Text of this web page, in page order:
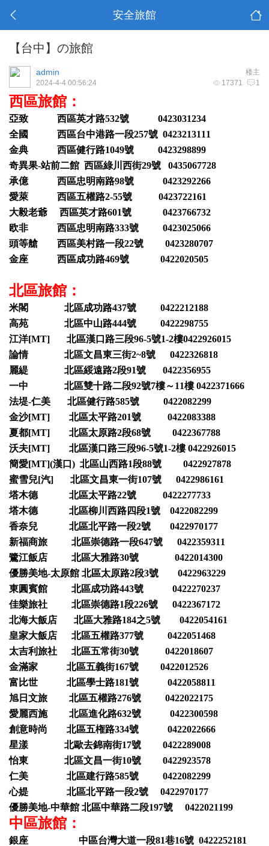
安全旅館
【台中】の旅館
楼主
admin
17371 1
2024-4-4 00:56:24
西區旅館：
亞致 西區英才路532號 0423031234
全國 西區台中港路一段257號 0423213111
金典 西區健行路1049號 0423298899
奇異果-站前二館 西區綠川西街29號 0435067728
承億 西區忠明南路98號 0423292266
愛萊 西區五權路2-55號 0423722161
大毅老爺 西區英才路601號 0423766732
欧非 西區忠明南路333號 0423025066
頭等艙 西區美村路一段22號 0423280707
金座 西區成功路469號 0422020505
北區旅館：
米閣 北區成功路437號 0422212188
高苑 北區中山路444號 0422298755
江洋[MT] 北區漢口路三段96-5號1-2樓0422926015
論情 北區文昌東三街2~8號 0422326818
麗緹 北區綏遠路2段91號 0422356955
一中 北區雙十路二段92號7樓～11樓 0422371666
法堤-仁美 北區健行路585號 0422082299
金沙[MT] 北區太平路201號 0422083388
夏都[MT] 北區太原路2段68號 0422367788
沃夫[MT] 北區漢口路三段96-5號1-2樓 0422926015
簡愛[MT](漢口) 北區山西路1段88號 0422927878
蜜雪兒[汽] 北區文昌東一街107號 0422986161
塔木德 北區太平路22號 0422277733
塔木德 北區柳川西路四段1號 0422082299
香奈兒 北區北平路一段2號 0422970177
新福商旅 北區崇德路一段647號 0422359311
鷺江飯店 北區大雅路30號 0422014300
優勝美地-太原館 北區太原路2段3號 0422963229
東圓賓館 北區成功路443號 0422270237
佳樂旅社 北區崇德路1段226號 0422367172
北海大飯店 北區大雅路184之5號 0422054161
皇家大飯店 北區五權路377號 0422051468
太吉利旅社 北區五常街30號 0422018607
金滿家 北區五義街167號 0422012526
富比世 北區學士路181號 0422058811
旭日文旅 北區五權路276號 0422022175
愛麗西施 北區進化路632號 0422300598
創意時尚 北區五権路334號 0422022666
星漾 北歐去錦南街17號 0422289008
怡東 北區文昌一街10號 0422923578
仁美 北區建行路585號 0422082299
心媞 北區北平路一段2號 0422970177
優勝美地-中華館 北區中華路二段197號 0422021199
中區旅館：
銀座 中區台灣大道一段81巷16號 0422252181